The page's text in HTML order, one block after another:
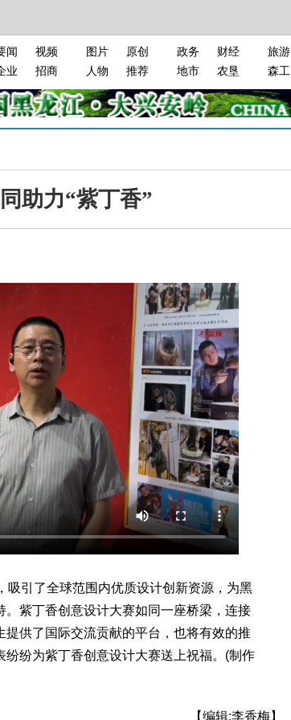
闻
视频
业
招商
图片
原创
人物
推荐
政务
财经
地市
农垦
旅游
森工
助力“紫丁香”
引了全球范围内优质设计创新资源，为黑
紫丁香创意设计大赛如同一座桥梁，连接
供了国际交流贡献的平台，也将有效的推
纷为紫丁香创意设计大赛送上祝福。(制作
【编辑:李香梅】